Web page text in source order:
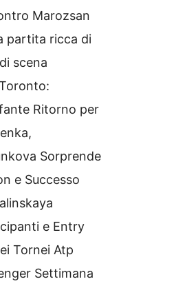
Marozsan
partita ricca di
scena
Ritorno per
Sorprende
e Successo
e Entry
Tornei Atp
Settimana